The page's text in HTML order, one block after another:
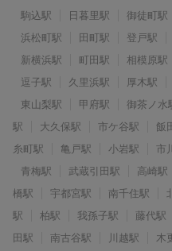
駒込駅
日暮里駅 御徒町駅
浜松町駅
田町駅 登戸駅
新横浜駅
町田駅 相模原駅
逗子駅
久里浜駅 厚木駅
東山梨駅
甲府駅 御茶ノ水
駅
大久保駅 市ケ谷駅 飯
糸町駅
亀戸駅 小岩駅 市
青梅駅
武蔵引田駅 高崎駅
橋駅
宇都宮駅 南千住駅
駅
柏駅 我孫子駅 藤代駅
田駅
南古谷駅 川越駅 木